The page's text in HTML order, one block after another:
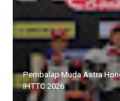
Amsakar Lantik Panglima